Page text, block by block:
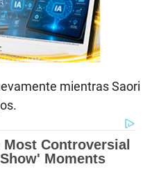
mientras Saori